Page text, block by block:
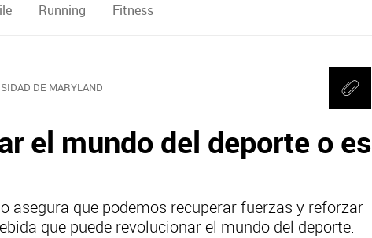
Running Fitness
DE MARYLAND
el mundo del deporte o es
asegura que podemos recuperar fuerzas y reforzar
que puede revolucionar el mundo del deporte.